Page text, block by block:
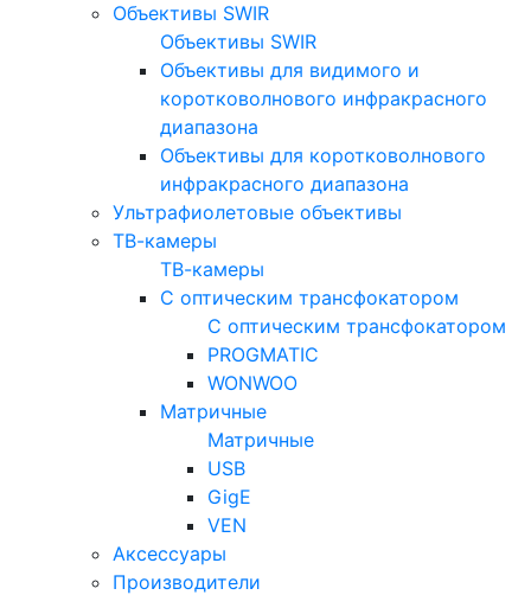
Объективы SWIR
Объективы SWIR
Объективы для видимого и
коротковолнового инфракрасного
диапазона
Объективы для коротковолнового
инфракрасного диапазона
Ультрафиолетовые объективы
ТВ-камеры
ТВ-камеры
С оптическим трансфокатором
С оптическим трансфокатором
PROGMATIC
WONWOO
Матричные
Матричные
USB
GigE
VEN
Аксессуары
Производители